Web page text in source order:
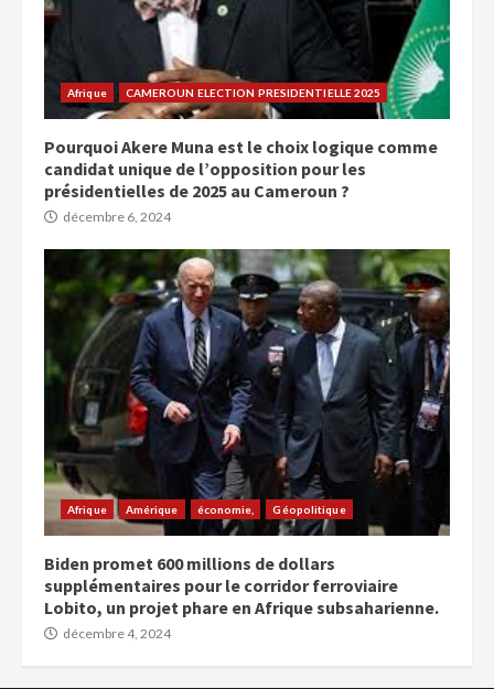
Afrique CAMEROUN ELECTION PRESIDENTIELLE 2025
Pourquoi Akere Muna est le choix logique comme
candidat unique de l’opposition pour les
présidentielles de 2025 au Cameroun ?
décembre 6, 2024
Afrique Amérique économie, Géopolitique
Biden promet 600 millions de dollars
supplémentaires pour le corridor ferroviaire
Lobito, un projet phare en Afrique subsaharienne.
décembre 4, 2024